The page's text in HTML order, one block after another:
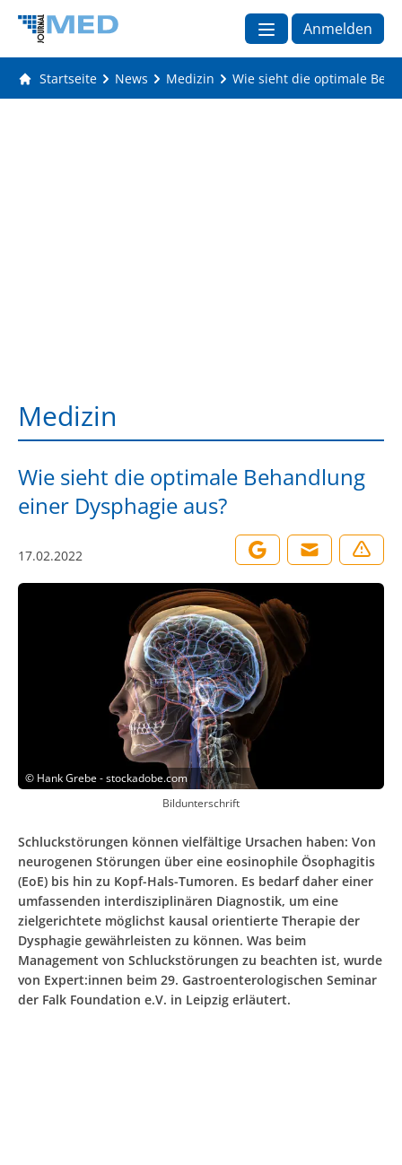
Anmelden
Startseite News Medizin Wie sieht die optimale
Medizin
Wie sieht die optimale Behandlung
einer Dysphagie aus?
17.02.2022
© Hank Grebe - stockadobe.com
Bildunterschrift
Schluckstörungen können vielfältige Ursachen haben: Von
neurogenen Störungen über eine eosinophile Ösophagitis
(EoE) bis hin zu Kopf-Hals-Tumoren. Es bedarf daher einer
umfassenden interdisziplinären Diagnostik, um eine
zielgerichtete möglichst kausal orientierte Therapie der
Dysphagie gewährleisten zu können. Was beim
Management von Schluckstörungen zu beachten ist, wurde
von Expert:innen beim 29. Gastroenterologischen Seminar
der Falk Foundation e.V. in Leipzig erläutert.